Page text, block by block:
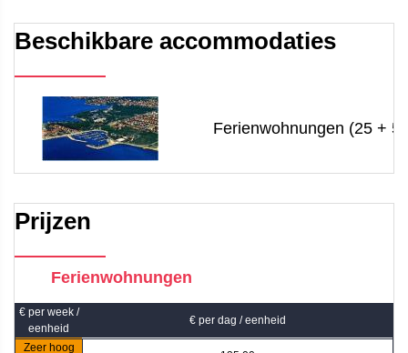
Beschikbare accommodaties
Ferienwohnungen (25 + 5)
Prijzen
Ferienwohnungen
€ per week /
eenheid
€ per dag / eenheid
Zeer hoog